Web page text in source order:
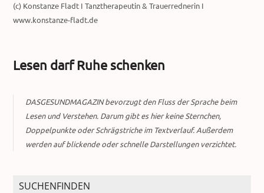
(c) Konstanze Fladt I Tanztherapeutin & Trauerrednerin I
www.konstanze-fladt.de
Lesen darf Ruhe schenken
DASGESUNDMAGAZIN bevorzugt den Fluss der Sprache beim
Lesen und Verstehen. Darum gibt es hier keine Sternchen,
Doppelpunkte oder Schrägstriche im Textverlauf. Außerdem
werden auf blickende oder schnelle Darstellungen verzichtet.
SUCHENFINDEN